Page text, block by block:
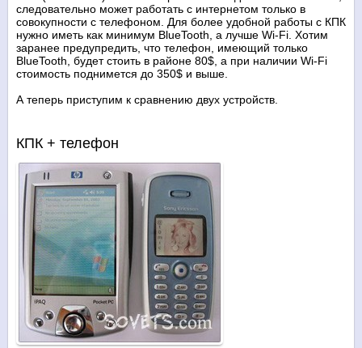
следовательно может работать с интернетом только в
совокупности с телефоном. Для более удобной работы с КПК
нужно иметь как минимум BlueTooth, а лучше Wi-Fi. Хотим
заранее предупредить, что телефон, имеющий только
BlueTooth, будет стоить в районе 80$, а при наличии Wi-Fi
стоимость поднимется до 350$ и выше.
А теперь приступим к сравнению двух устройств.
КПК + телефон